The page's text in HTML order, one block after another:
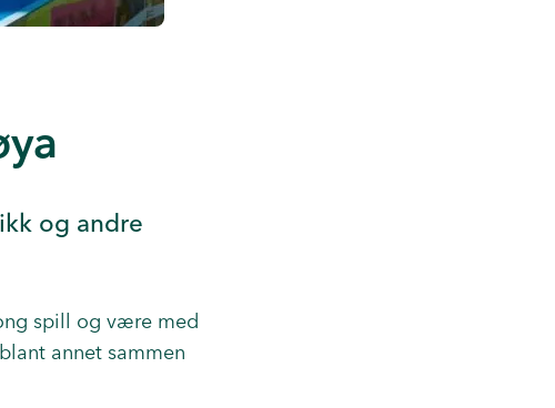
og andre
spill og være med
annet sammen